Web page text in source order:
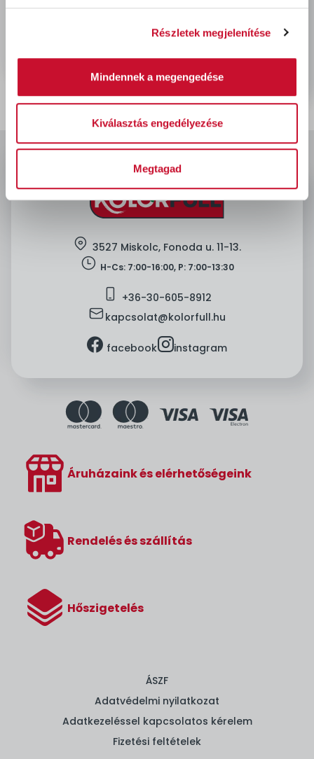
Részletek megjelenítése
Mindennek a megengedése
Kiválasztás engedélyezése
Megtagad
490 Ft
Áruházaink és elérhetőségeink
Rendelés és szállítás
Hőszigetelés
ÁSZF
Adatvédelmi nyilatkozat
Adatkezeléssel kapcsolatos kérelem
Fizetési feltételek
location 3527 Miskolc, Fonoda u. 11-13.
clock H-Cs: 7:00-16:00, P: 7:00-13:30
mobile +36-30-605-8912
mailkapcsolat@kolorfull.hu
facebook facebookinstagraminstagram